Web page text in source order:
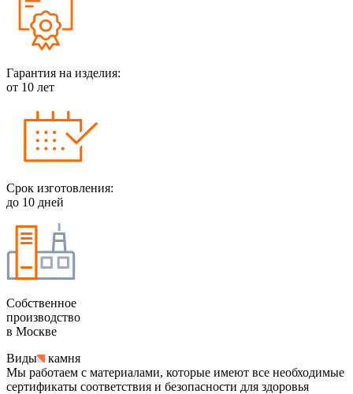
Гарантия на изделия:
от 10 лет
Срок изготовления:
до 10 дней
Собственное
производство
в Москве
Виды
камня
Мы работаем с материалами, которые имеют все необходимые
сертификаты соответствия и безопасности для здоровья